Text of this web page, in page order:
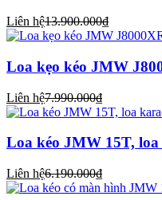
Liên hệ13.900.000₫
Loa kẹo kéo JMW
Liên hệ7.990.000₫
Loa kéo JMW 15T,
Liên hệ6.190.000₫